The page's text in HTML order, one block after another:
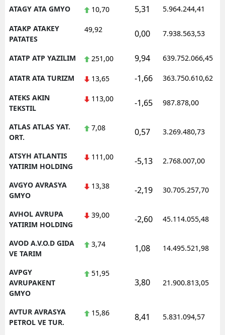
ATAGY ATA GMYO 10,70 5,31 5.964.244,41
ATAKP ATAKEY
PATATES
49,92 0,00 7.938.563,53
ATATP ATP YAZILIM 251,00 9,94 639.752.066,45
ATATR ATA TURIZM 13,65 -1,66 363.750.610,62
ATEKS AKIN
TEKSTIL
113,00 -1,65 987.878,00
ATLAS ATLAS YAT.
ORT.
7,08 0,57 3.269.480,73
ATSYH ATLANTIS
YATIRIM HOLDING
111,00 -5,13 2.768.007,00
AVGYO AVRASYA
GMYO
13,38 -2,19 30.705.257,70
AVHOL AVRUPA
YATIRIM HOLDING
39,00 -2,60 45.114.055,48
AVOD A.V.O.D GIDA
VE TARIM
3,74 1,08 14.495.521,98
AVPGY
AVRUPAKENT
GMYO
51,95
3,80 21.900.813,05
AVTUR AVRASYA
PETROL VE TUR.
15,86 8,41 5.831.094,57